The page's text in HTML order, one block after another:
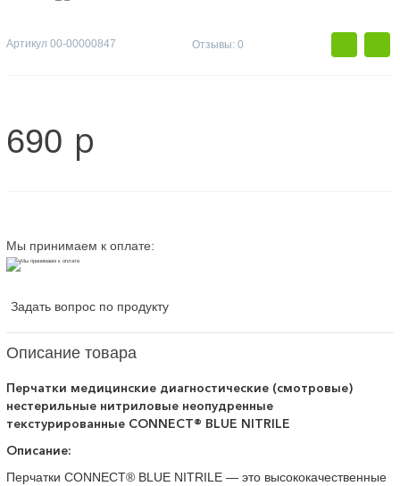
Артикул 00-00000847 Отзывы: 0
690 p
Мы принимаем к оплате:
Задать вопрос по продукту
Описание товара
Перчатки медицинские диагностические (смотровые)
нестерильные нитриловые неопудренные
текстурированные CONNECT® BLUE NITRILE
Описание:
Перчатки CONNECT® BLUE NITRILE — это высококачественные